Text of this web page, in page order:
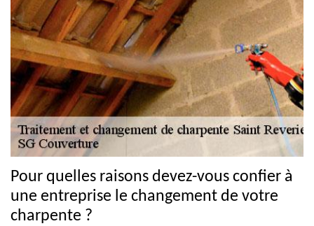
Pour quelles raisons devez-vous confier à
une entreprise le changement de votre
charpente ?